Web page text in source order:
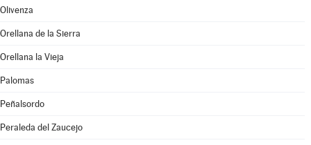
Olivenza
Orellana de la Sierra
Orellana la Vieja
Palomas
Peñalsordo
Peraleda del Zaucejo